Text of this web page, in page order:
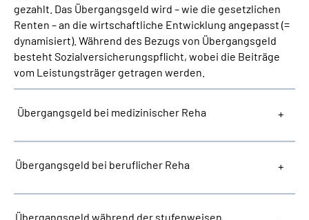
Mein Kundenportal
gezahlt. Das Übergangsgeld wird – wie die gesetzlichen
Renten – an die wirtschaftliche Entwicklung angepasst (=
dynamisiert). Während des Bezugs von Übergangsgeld
besteht Sozialversicherungspflicht, wobei die Beiträge
vom Leistungsträger getragen werden.
Übergangsgeld bei medizinischer Reha
Übergangsgeld bei beruflicher Reha
Übergangsgeld während der stufenweisen